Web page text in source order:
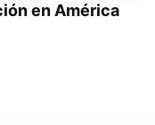
en América